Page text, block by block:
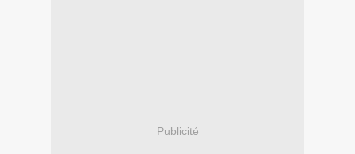
Publicité